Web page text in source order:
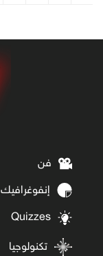
فن
إنفوغرافيك
Quizzes
تكنولوجيا